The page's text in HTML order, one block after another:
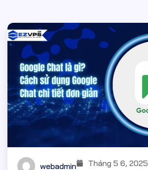
webadmin Tháng 5 6, 2025